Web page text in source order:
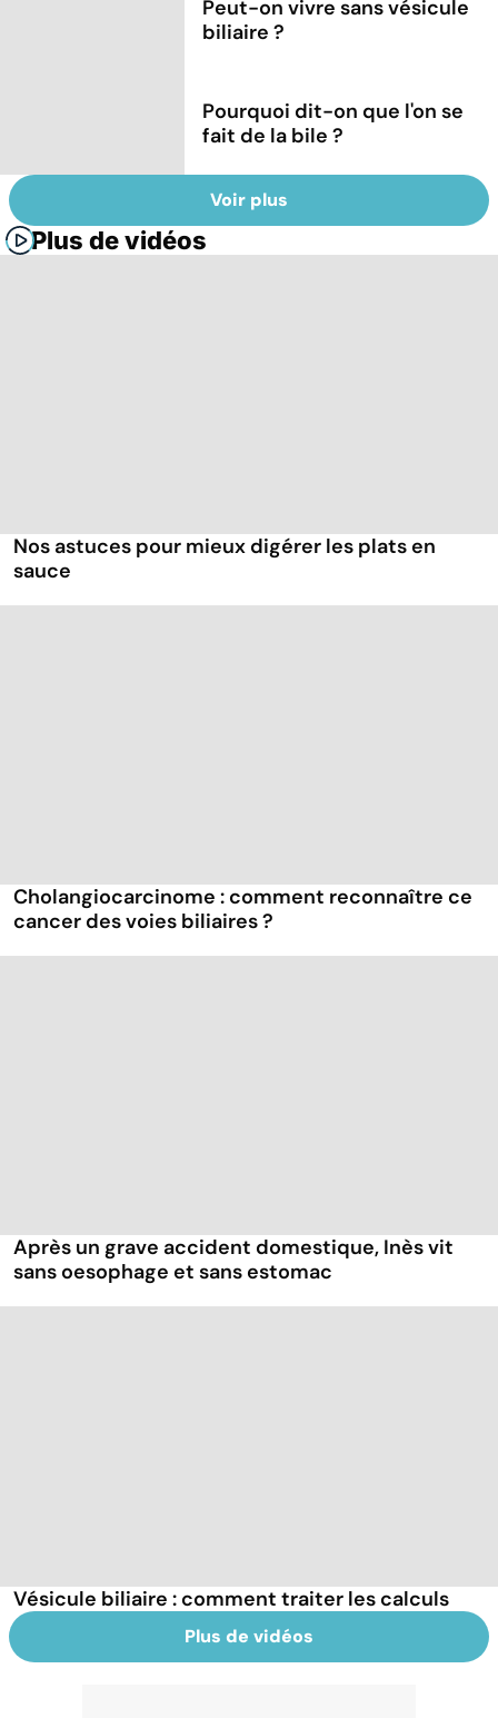
Peut-on vivre sans vésicule
biliaire ?
Pourquoi dit-on que l'on se
fait de la bile ?
Voir plus
Plus de vidéos
Nos astuces pour mieux digérer les plats en
sauce
Cholangiocarcinome : comment reconnaître ce
cancer des voies biliaires ?
Après un grave accident domestique, Inès vit
sans oesophage et sans estomac
Vésicule biliaire : comment traiter les calculs
Plus de vidéos